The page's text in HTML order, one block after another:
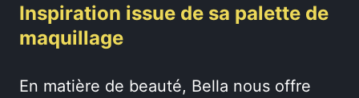
Inspiration issue de sa palette de
maquillage
En matière de beauté, Bella nous offre